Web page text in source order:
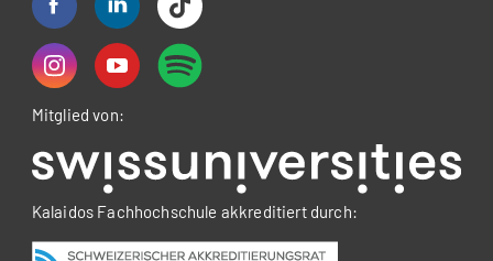
Mitglied von:
Kalaidos Fachhochschule akkreditiert durch: